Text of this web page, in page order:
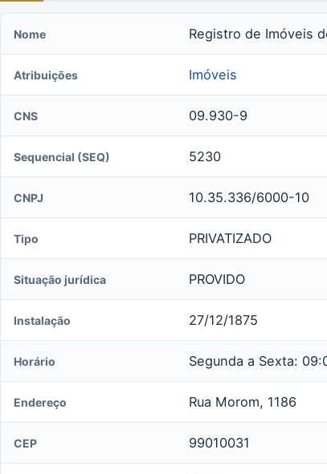
Nome Registro de Imóveis
Atribuições Imóveis
CNS 09.930-9
Sequencial (SEQ) 5230
CNPJ 10.35.336/6000-10
Tipo PRIVATIZADO
Situação jurídica PROVIDO
Instalação 27/12/1875
Horário Segunda a Sexta:
Endereço Rua Morom, 1186
CEP 99010031